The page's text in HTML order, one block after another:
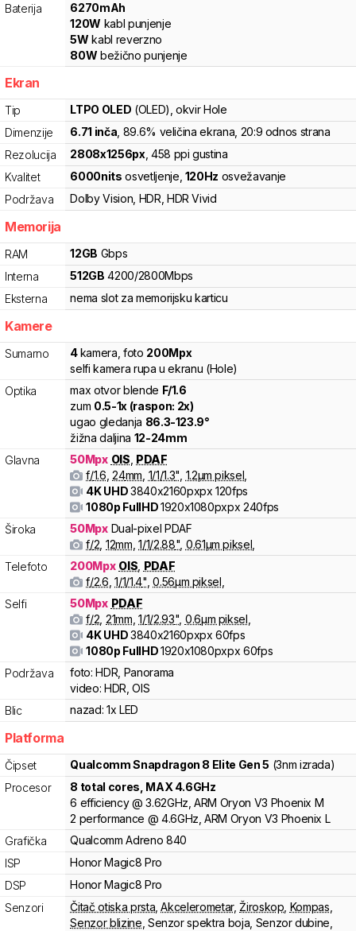
Baterija
6270mAh
120W kabl punjenje
5W kabl reverzno
80W bežično punjenje
Ekran
Tip LTPO OLED (OLED) , okvir Hole
Dimenzije
6.71 inča , 89.6% veličina ekrana , 20:9 odnos strana
Rezolucija
2808x1256px, 458 ppi gustina
Kvalitet
6000nits osvetljenje 120Hz osvežavanje
Podržava
Dolby Vision HDR HDR Vivid
Memorija
RAM 12GB Gbps
Interna
512GB 4200/2800Mbps
Eksterna
nema slot za memorijsku karticu
Kamere
Sumarno 4kamera foto 200Mpx
selfi kamera rupa u ekranu (Hole)
Optika
max otvor blende F/1.6
zum 0.5-1x (raspon: 2x)
ugao gledanja 86.3-123.9°
žižna daljina 12-24mm
Glavna
50Mpx OIS PDAF
f/1.6 24mm 1/1/1.3" 1.2µm piksel
4K UHD3840x2160pxpx120fps
1080p FullHD1920x1080pxpx240fps
Široka
50Mpx Dual-pixel PDAF
f/2 12mm 1/1/2.88" 0.61µm piksel
Telefoto
200Mpx OIS PDAF
f/2.6 1/1/1.4" 0.56µm piksel
Selfi
50Mpx PDAF
f/2 21mm 1/1/2.93" 0.6µm piksel
4K UHD3840x2160pxpx60fps
1080p FullHD1920x1080pxpx60fps
Podržava
foto: HDR, Panorama
video: HDR, OIS
Blic
nazad: 1x LED
Platforma
Čipset QualcommSnapdragon 8 Elite Gen 5 (3nm izrada)
Procesor
8 total cores , MAX 4.6GHz
6 efficiency @ 3.62GHz,ARM Oryon V3 Phoenix M
2 performance @ 4.6GHz,ARM Oryon V3 Phoenix L
Grafička
Qualcomm Adreno 840
ISP
Honor Magic8 Pro
DSP
Honor Magic8 Pro
Senzori
Čitač otiska prsta ,Akcelerometar,Žiroskop Kompas
Senzor blizine Senzor spektra boja Senzor dubine